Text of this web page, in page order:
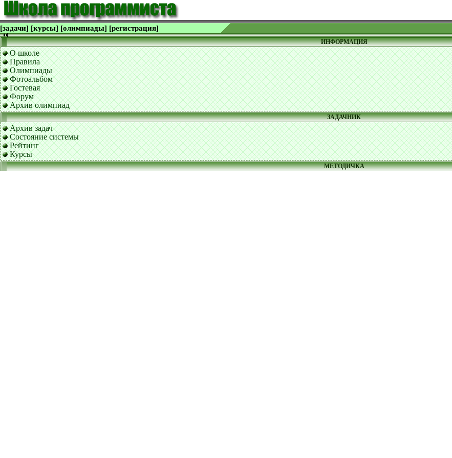
[задачи] [курсы] [олимпиады] [регистрация]
ИНФОРМАЦИЯ
О школе
Правила
Олимпиады
Фотоальбом
Гостевая
Форум
Архив олимпиад
ЗАДАЧНИК
Архив задач
Состояние системы
Рейтинг
Курсы
МЕТОДИЧКА